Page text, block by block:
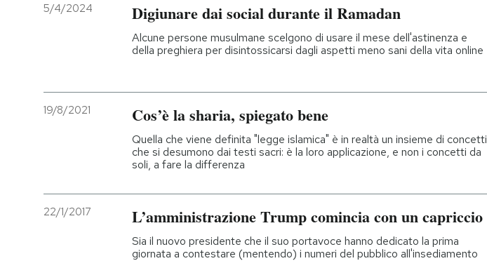
5/4/2024 Digiunare dai social durante il Ramadan
Alcune persone musulmane scelgono di usare il mese dell'astinenza e
della preghiera per disintossicarsi dagli aspetti meno sani della vita online
19/8/2021 Cos’è la sharia, spiegato bene
Quella che viene definita "legge islamica" è in realtà un insieme di concetti
che si desumono dai testi sacri: è la loro applicazione, e non i concetti da
soli, a fare la differenza
22/1/2017 L’amministrazione Trump comincia con un capriccio
Sia il nuovo presidente che il suo portavoce hanno dedicato la prima
giornata a contestare (mentendo) i numeri del pubblico all'insediamento